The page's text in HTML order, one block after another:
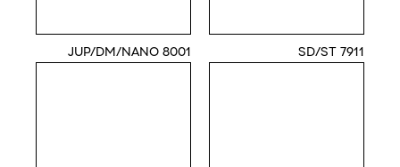
7911 SD/ST
8001 JUP/DM/NANO